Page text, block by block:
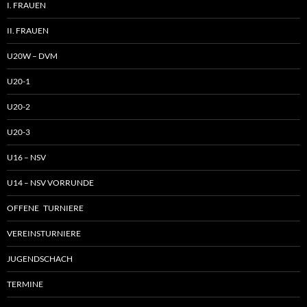
I. FRAUEN
II. FRAUEN
U20W – DVM
U20-1
U20-2
U20-3
U16 – NSV
U14 – NSV VORRUNDE
OFFENE TURNIERE
VEREINSTURNIERE
JUGENDSCHACH
TERMINE